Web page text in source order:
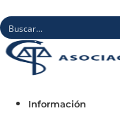
Información